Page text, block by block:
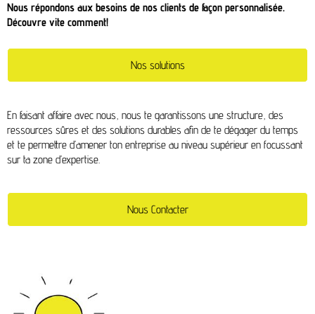
Nous répondons aux besoins de nos clients de façon personnalisée.
Découvre vite comment!
Nos solutions
En faisant affaire avec nous, nous te garantissons une structure, des
ressources sûres et des solutions durables afin de te dégager du temps
et te permettre d’amener ton entreprise au niveau supérieur en focussant
sur ta zone d’expertise.
Nous Contacter